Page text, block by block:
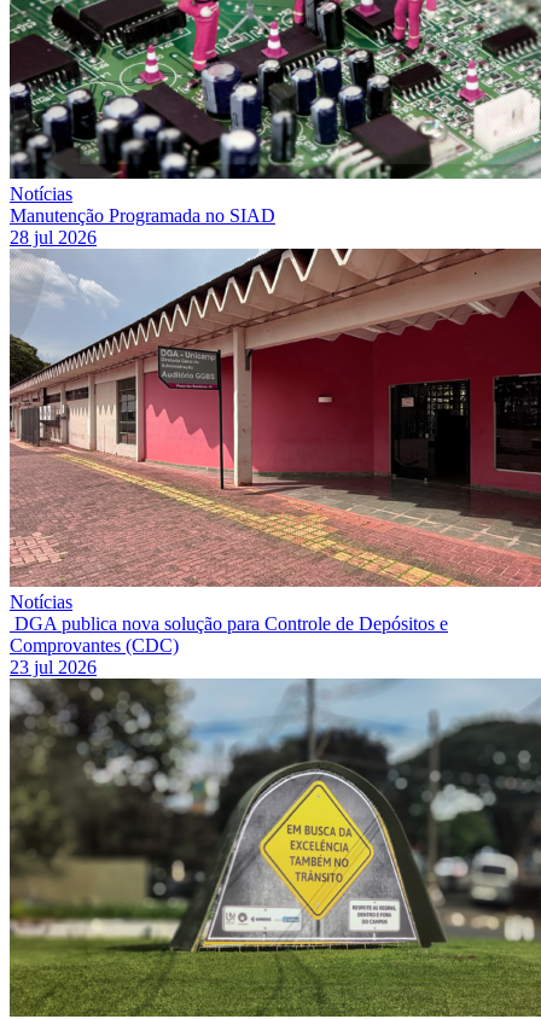
Notícias
Manutenção Programada no SIAD
28 jul 2026
Notícias
DGA publica nova solução para Controle de Depósitos e
Comprovantes (CDC)
23 jul 2026